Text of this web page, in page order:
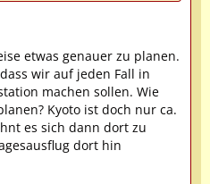
ihr dann ja noch Zeit.
DIe Kirschblüte ist
Tokyo auf jeden Fall
machen. Und
ab, was ihr noch
etwas genauer zu planen.
wir auf jeden Fall in
machen sollen. Wie
Kyoto ist doch nur ca.
es sich dann dort zu
dort hin